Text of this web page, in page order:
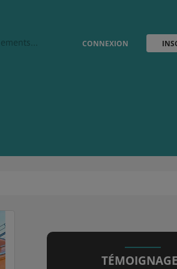
CONNEXION